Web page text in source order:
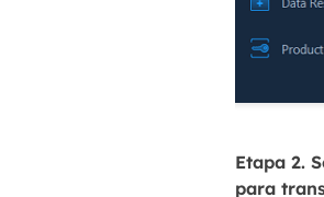
Etapa 2.
para